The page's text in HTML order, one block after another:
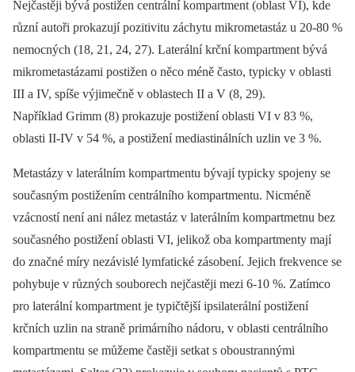
Nejčastěji bývá postižen centrální kompartment (oblast VI), kde
různí autoři prokazují pozitivitu záchytu mikrometastáz u 20-80 %
nemocných (18, 21, 24, 27). Laterální krční kompartment bývá
mikrometastázami postižen o něco méně často, typicky v oblasti
III a IV, spíše výjimečně v oblastech II a V (8, 29).
Například Grimm (8) prokazuje postižení oblasti VI v 83 %,
oblasti II-IV v 54 %, a postižení mediastinálních uzlin ve 3 %.
Metastázy v laterálním kompartmentu bývají typicky spojeny se
současným postižením centrálního kompartmentu. Nicméně
vzácností není ani nález metastáz v laterálním kompartmetnu bez
současného postižení oblasti VI, jelikož oba kompartmenty mají
do značné míry nezávislé lymfatické zásobení. Jejich frekvence se
pohybuje v různých souborech nejčastěji mezi 6-10 %. Zatímco
pro laterální kompartment je typičtější ipsilaterální postižení
krčních uzlin na straně primárního nádoru, v oblasti centrálního
kompartmentu se můžeme častěji setkat s oboustrannými